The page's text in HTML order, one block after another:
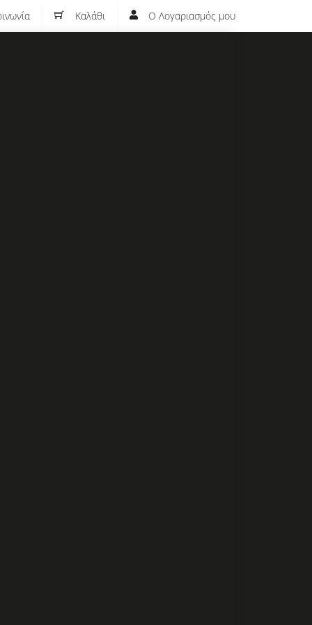
Καλάθι Ο Λογαριασμός μου